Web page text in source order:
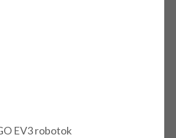
EV3 robotok